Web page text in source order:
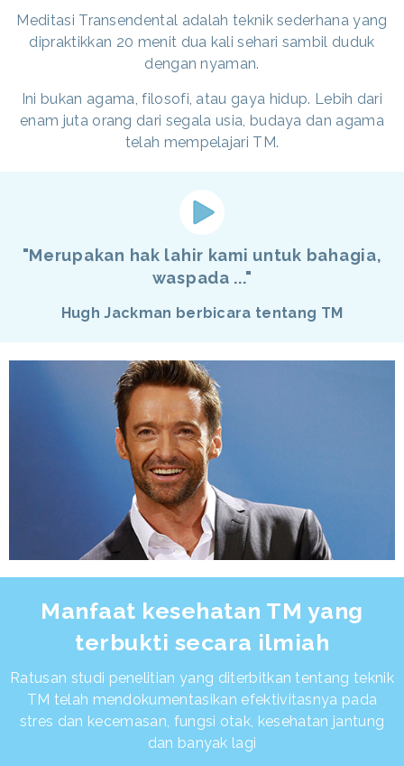
Meditasi Transendental adalah teknik sederhana yang
dipraktikkan 20 menit dua kali sehari sambil duduk
dengan nyaman.
Ini bukan agama, filosofi, atau gaya hidup. Lebih dari
enam juta orang dari segala usia, budaya dan agama
telah mempelajari TM.
"Merupakan hak lahir kami untuk bahagia,
waspada ..."
Hugh Jackman berbicara tentang TM
Manfaat kesehatan TM yang
terbukti secara ilmiah
Ratusan studi penelitian yang diterbitkan tentang teknik
TM telah mendokumentasikan efektivitasnya pada
stres dan kecemasan, fungsi otak, kesehatan jantung
dan banyak lagi